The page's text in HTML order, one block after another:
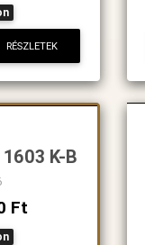
RÉSZLETEK
K-B
Ft